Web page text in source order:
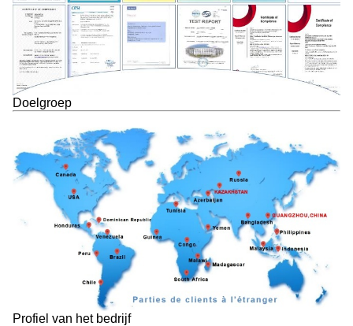
Doelgroep
Profiel van het bedrijf